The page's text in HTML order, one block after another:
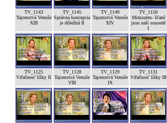
TV_1143
Tajomstvá Venuše
XIII
TV_1145
Správna koncepcia
je dôležitá II
TV_1149
Tajomstvá Venuše
XIV
TV_1150
Mimozem- šťané
jsou naši sousedé
I
TV_1125
Vďačnosť líšky II
TV_1128
Tajomstvá Venuše
VIII
TV_1129
Tajomstvá Venuše
IX
TV_1131
Vďačnosť líšky III